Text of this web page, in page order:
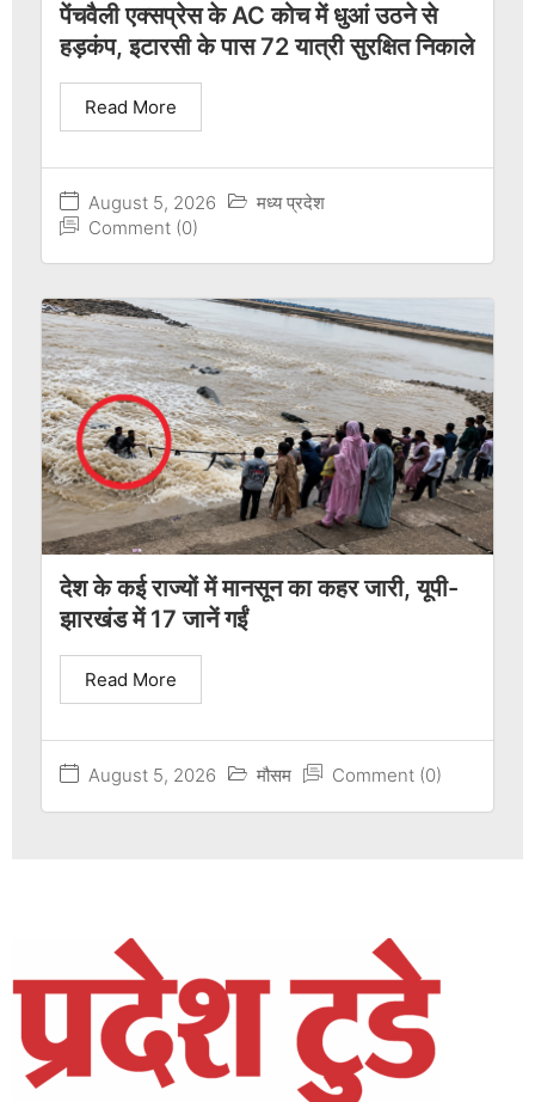
पेंचवैली एक्सप्रेस के AC कोच में धुआं उठने से
हड़कंप, इटारसी के पास 72 यात्री सुरक्षित निकाले
August 5, 2026
मध्य प्रदेश
Comment (0)
Read More
देश के कई राज्यों में मानसून का कहर जारी, यूपी-
झारखंड में 17 जानें गईं
August 5, 2026 मौसम Comment (0)
Read More